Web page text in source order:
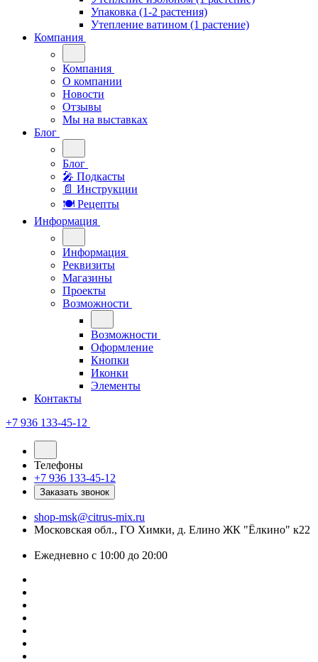
Упаковка (1-2 растения)
Утепление ватином (1 растение)
Компания
Компания
О компании
Новости
Отзывы
Мы на выставках
Блог
Блог
🎤︎︎ Подкасты
📄 Инструкции
🍽 Рецепты
Информация
Информация
Реквизиты
Магазины
Проекты
Возможности
Возможности
Оформление
Кнопки
Иконки
Элементы
Контакты
+7 936 133-45-12
Телефоны
+7 936 133-45-12
Заказать звонок
shop-msk@citrus-mix.ru
Московская обл., ГО Химки, д. Елино ЖК "Ёлкино" к22
Ежедневно с 10:00 до 20:00